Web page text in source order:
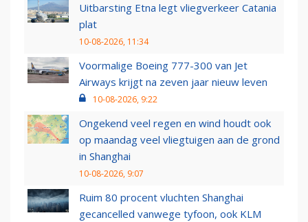
Uitbarsting Etna legt vliegverkeer Catania
plat
10-08-2026, 11:34
Voormalige Boeing 777-300 van Jet
Airways krijgt na zeven jaar nieuw leven
10-08-2026, 9:22
Ongekend veel regen en wind houdt ook
op maandag veel vliegtuigen aan de grond
in Shanghai
10-08-2026, 9:07
Ruim 80 procent vluchten Shanghai
gecancelled vanwege tyfoon, ook KLM